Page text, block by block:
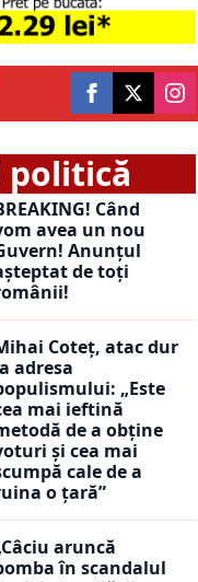
politică
Când
avea un nou
Anunțul
de toți
Coteț, atac dur
adresa
„Este
mai ieftină
de a obține
și cea mai
cale de a
o țară”
aruncă
în scandalul